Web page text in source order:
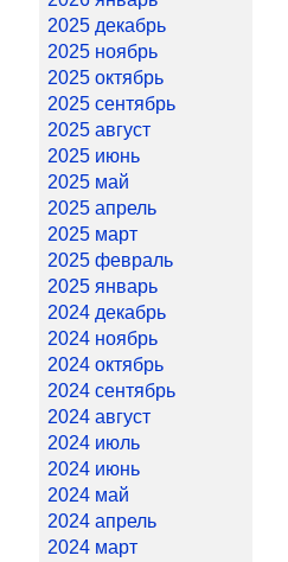
2025 декабрь
2025 ноябрь
2025 октябрь
2025 сентябрь
2025 август
2025 июнь
2025 май
2025 апрель
2025 март
2025 февраль
2025 январь
2024 декабрь
2024 ноябрь
2024 октябрь
2024 сентябрь
2024 август
2024 июль
2024 июнь
2024 май
2024 апрель
2024 март